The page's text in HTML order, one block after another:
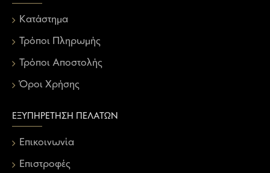
Κατάστημα
Τρόποι Πληρωμής
Τρόποι Αποστολής
Όροι Χρήσης
ΕΞΥΠΗΡΈΤΗΣΗ ΠΕΛΑΤΏΝ
Επικοινωνία
Επιστροφές